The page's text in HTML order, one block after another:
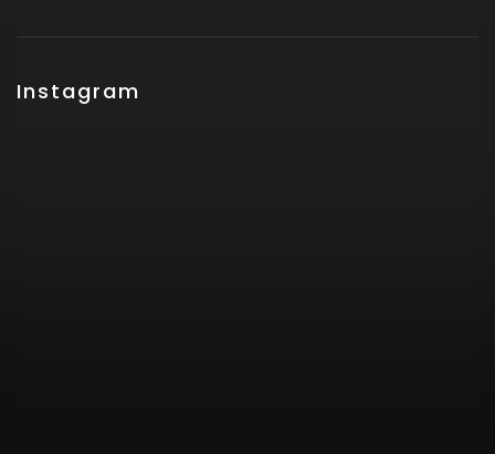
Instagram